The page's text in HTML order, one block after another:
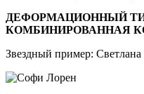
ДЕФОРМАЦИОННЫЙ
КОМБИНИРОВАННАЯ
Звездный пример: